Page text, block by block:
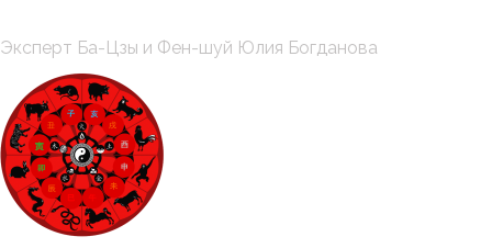
к
содержимому
Эксперт Ба-Цзы и Фен-шуй Юлия Богданова
Меню